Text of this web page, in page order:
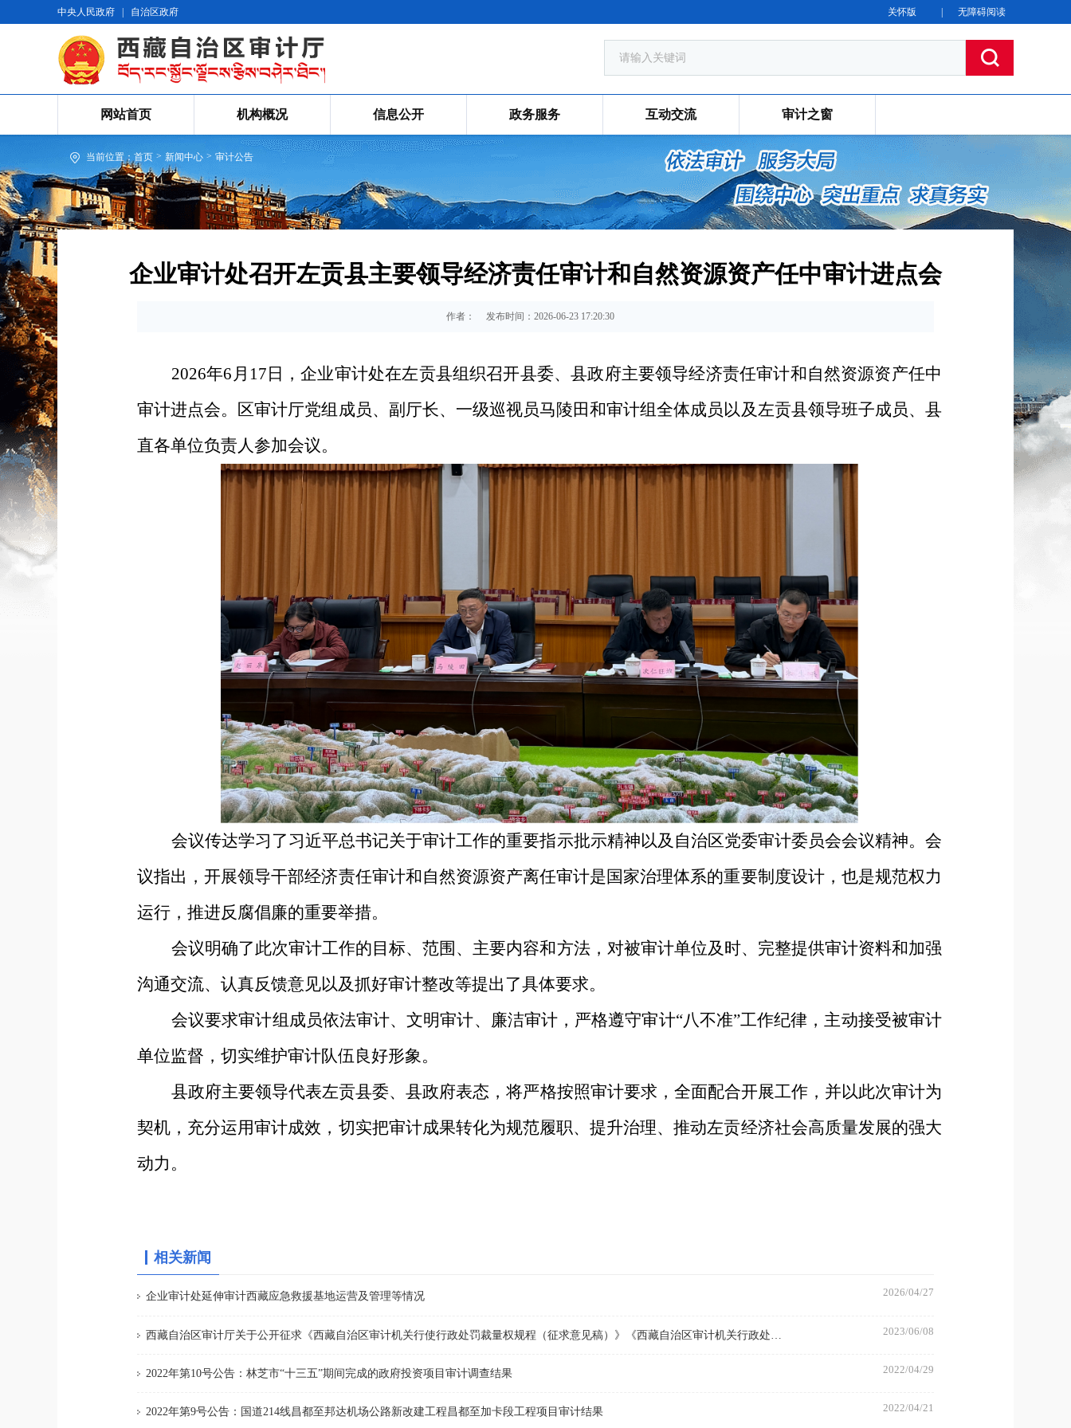
中央人民政府 自治区政府 无障碍阅读
关怀版
网站首页 机构概况 信息公开 政务服务 互动交流 审计之窗
当前位置： 首页 > 新闻中心 > 审计公告
企业审计处召开左贡县主要领导经济责任审计和自然资源资产任中审计进点会
作者： 发布时间：2026-06-23 17:20:30
2026年6 月 17 日，企业审计处在左贡县组织召开县委、县政府主要领导经济责任审计和自然资源资产任中
审计进点会。区审计厅党组成员、副厅长、一级巡视员马陵田和审计组全体成员以及左贡县领导班子成员、县
直各单位负责人参加会议。
会议传达学习了习近平总书记关于审计工作的重要指示批示精神以及自治区党委审计委员会会议精神。会
议指出，开展领导干部经济责任审计和自然资源资产离任审计是国家治理体系的重要制度设计，也是规范权力
运行，推进反腐倡廉的重要举措。
会议明确了此次审计工作的目标、范围、主要内容和方法，对被审计单位及时、完整提供审计资料和加强
沟通交流、认真反馈意见以及抓好审计整改等提出了具体要求。
会议要求审计组成员依法审计、文明审计、廉洁审计，严格遵守审计“八不准”工作纪律，主动接受被审计
单位监督，切实维护审计队伍良好形象。
县政府主要领导代表左贡县委、县政府表态，将严格按照审计要求，全面配合开展工作，并以此次审计为
契机，充分运用审计成效，切实把审计成果转化为规范履职、提升治理、推动左贡经济社会高质量发展的强大
动力。
相关新闻
企业审计处延伸审计西藏应急救援基地运营及管理等情况 2026/04/27
西藏自治区审计厅关于公开征求《西藏自治区审计机关行使行政处罚裁量权规程（征求意见稿）》《西藏自治区审计机关行政处罚裁量基准（征求意见稿）》意见的公告 2023/06/08
2022年第10号公告：林芝市“十三五”期间完成的政府投资项目审计调查结果 2022/04/29
2022年第9号公告：国道214线昌都至邦达机场公路新改建工程昌都至加卡段工程项目审计结果 2022/04/21